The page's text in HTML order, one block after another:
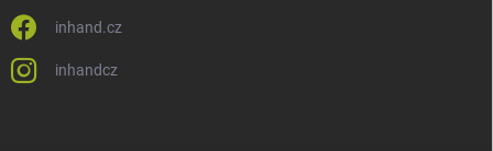
inhand.cz
inhandcz